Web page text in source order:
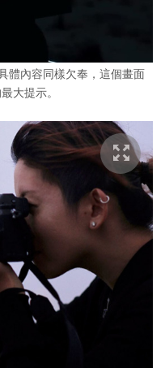
體內容同樣欠奉，這個畫面
大提示。